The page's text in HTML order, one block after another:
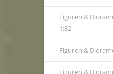
Figuren &
1:32
Figuren &
Figuren &